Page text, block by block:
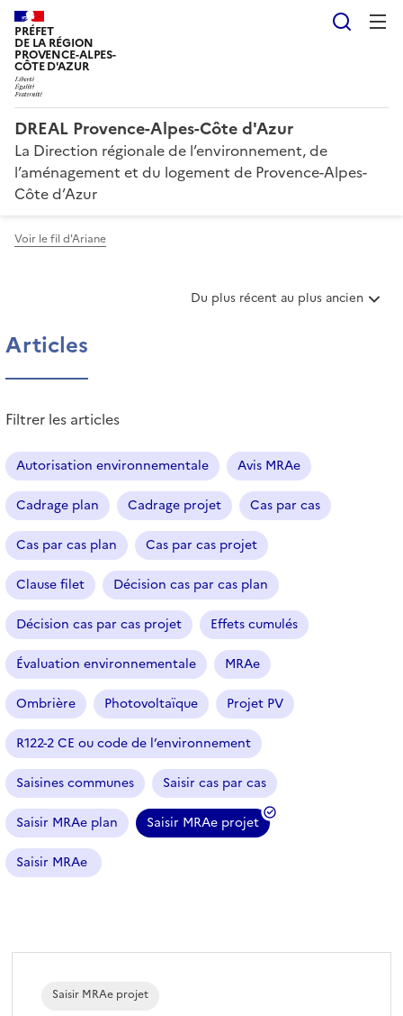
PRÉFET
DE LA RÉGION
PROVENCE-ALPES-
CÔTE D'AZUR
DREAL Provence-Alpes-Côte d'Azur
La Direction régionale de l’environnement, de
l’aménagement et du logement de Provence-Alpes-
Côte d’Azur
Voir le fil d'Ariane
T
t
i
c
l
e
s
Du plus récent au plus ancien
Articles
Filtrer les articles
Autorisation environnementale Avis MRAe
Cadrage plan Cadrage projet Cas par cas
Cas par cas plan Cas par cas projet
Clause filet Décision cas par cas plan
Décision cas par cas projet Effets cumulés
Évaluation environnementale MRAe
Ombrière Photovoltaïque Projet PV
R122-2 CE ou code de l’environnement
Saisines communes Saisir cas par cas
Saisir MRAe plan Saisir MRAe projet
(
Saisir MRAe
Saisir MRAe projet